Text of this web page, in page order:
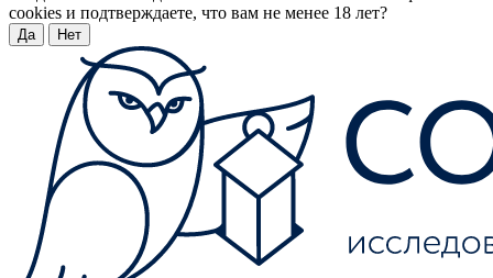
cookies и подтверждаете, что вам не менее 18 лет?
Да Нет